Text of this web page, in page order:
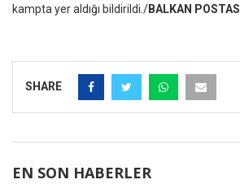
kampta yer aldığı bildirildi./BALKAN POSTASI
SHARE
EN SON HABERLER